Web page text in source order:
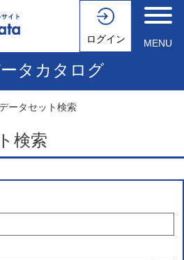
ログイン MENU
タカタログ
ータセット検索
検索